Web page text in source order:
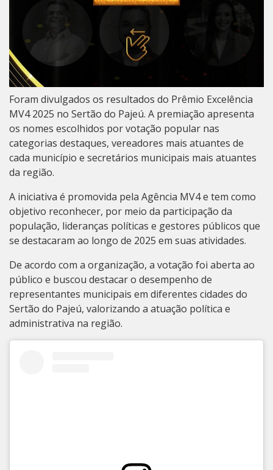
Foram divulgados os resultados do Prêmio Excelência
MV4 2025 no Sertão do Pajeú. A premiação apresenta
os nomes escolhidos por votação popular nas
categorias destaques, vereadores mais atuantes de
cada município e secretários municipais mais atuantes
da região.
A iniciativa é promovida pela Agência MV4 e tem como
objetivo reconhecer, por meio da participação da
população, lideranças políticas e gestores públicos que
se destacaram ao longo de 2025 em suas atividades.
De acordo com a organização, a votação foi aberta ao
público e buscou destacar o desempenho de
representantes municipais em diferentes cidades do
Sertão do Pajeú, valorizando a atuação política e
administrativa na região.